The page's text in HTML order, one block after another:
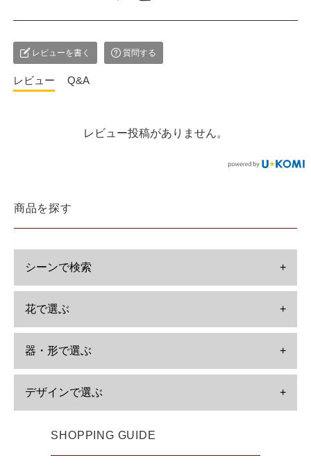
レビューを書く 質問する
レビュー Q&A
レビュー投稿がありません。
商品を探す
シーンで検索 +
花で選ぶ +
器・形で選ぶ +
デザインで選ぶ +
SHOPPING GUIDE